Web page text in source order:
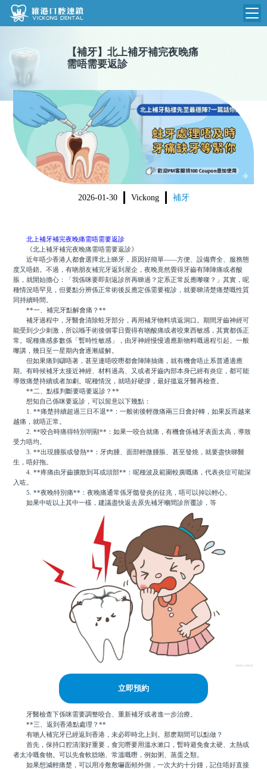
維港首頁
品牌介紹
環境設備
醫院新聞
收費標準
N
收費總表
植牙收費
根管收費
美學收費
箍牙收費
醫生團隊
門診時間
【補牙】 北上補牙補完夜晚痛
需唔需要返診
2026-01-30 Vickong 補牙
北上補牙補完夜晚痛需唔需要返診
《北上補牙補完夜晚痛需唔需要返診》
近年唔少香港人都會選擇北上睇牙，原因好簡單——方便、設備齊全、服務態
度又唔錯。不過，有啲朋友補完牙返到屋企，夜晚竟然覺得牙齒有陣陣痛或者酸
脹，就開始擔心：「我係咪要即刻返診所再睇過？定系正常反應嚟㗎？」其實，呢
種情況唔罕見，但要點分辨係正常術後反應定係需要複診，就要睇清楚痛楚嘅性質
同持續時間。
**一、補完牙點解會痛？**
補牙過程中，牙醫會清除蛀牙部分，再用補牙物料填返洞口。期間牙齒神經可
能受到少少刺激，所以喺手術後個零日覺得有啲酸痛或者咬東西敏感，其實都係正
常。呢種痛感多數係「暫時性敏感」，由牙神經慢慢適應新物料嘅過程引起。一般
嚟講，幾日至一星期內會逐漸緩解。
但如果痛到瞓唔著，甚至連唔咬嘢都會陣陣抽痛，就有機會唔止系普通適應
期。有時候補牙太接近神經、材料過高、又或者牙齒內部本身已經有炎症，都可能
導致痛楚持續或者加劇。呢種情況，就唔好硬撐，最好搵返牙醫再檢查。
**二、點樣判斷要唔要返診？**
想知自己係咪要返診，可以留意以下幾點：
1. **痛楚持續超過三日不退**：一般術後輕微痛兩三日會好轉，如果反而越來
越痛，就唔正常。
2. **咬合時痛得特別明顯**：如果一咬合就痛，有機會係補牙表面太高，導致
受力唔均。
3. **出現腫脹或發熱**：牙肉腫、面部輕微腫脹、甚至發燒，就要盡快睇醫
生，唔好拖。
4. **疼痛由牙齒擴散到耳或頭部**：呢種波及範圍較廣嘅痛，代表炎症可能深
入咗。
5. **夜晚特別痛**：夜晚痛通常係牙髓發炎的征兆，唔可以掉以輕心。
如果中咗以上其中一樣，建議盡快返去原先補牙嗰間診所覆診，等
立即預約
牙醫檢查下係咪需要調整咬合、重新補牙或者進一步治療。
**三、返到香港點處理？**
有啲人補完牙已經返到香港，未必即時北上到。那麽期間可以點做？
首先，保持口腔清潔好重要，食完嘢要用溫水漱口，暫時避免食太硬、太熱或
者太冷嘅食物。可以先食軟腍啲、常溫嘅嘢，例如粥、蒸蛋之類。
如果想減輕痛楚，可以用冷敷敷嚇面頰外側，一次大約十分鍾，記住唔好直接